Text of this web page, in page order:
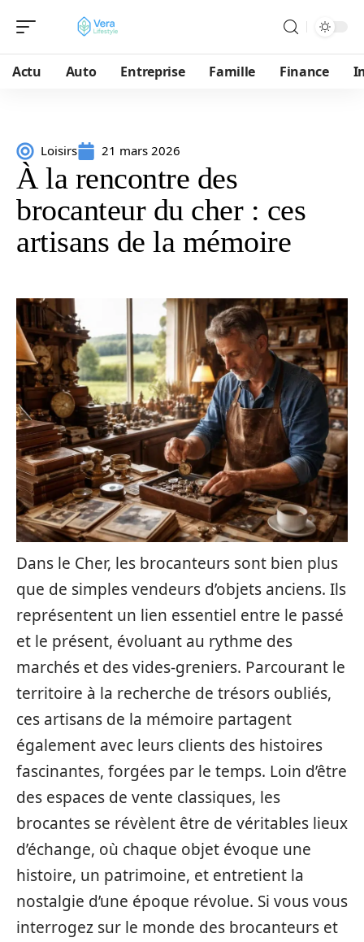
Actu Auto Entreprise Famille Finance
Loisirs 21 mars 2026
À la rencontre des
brocanteur du cher : ces
artisans de la mémoire
Dans le Cher, les brocanteurs sont bien plus
que de simples vendeurs d’objets anciens. Ils
représentent un lien essentiel entre le passé
et le présent, évoluant au rythme des
marchés et des vides-greniers. Parcourant le
territoire à la recherche de trésors oubliés,
ces artisans de la mémoire partagent
également avec leurs clients des histoires
fascinantes, forgées par le temps. Loin d’être
des espaces de vente classiques, les
brocantes se révèlent être de véritables lieux
d’échange, où chaque objet évoque une
histoire, un patrimoine, et entretient la
nostalgie d’une époque révolue. Si vous vous
interrogez sur le monde des brocanteurs et